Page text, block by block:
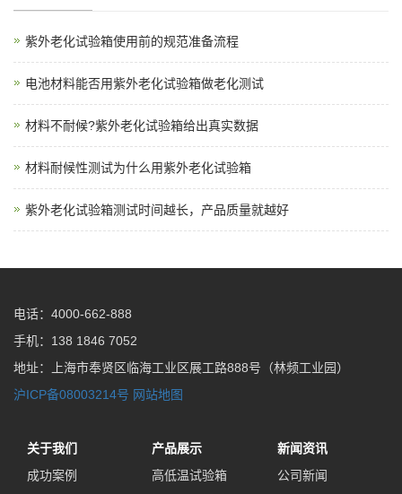
紫外老化试验箱使用前的规范准备流程
电池材料能否用紫外老化试验箱做老化测试
材料不耐候?紫外老化试验箱给出真实数据
材料耐候性测试为什么用紫外老化试验箱
紫外老化试验箱测试时间越长，产品质量就越好
电话：4000-662-888
手机：138 1846 7052
地址：上海市奉贤区临海工业区展工路888号（林频工业园）
沪ICP备08003214号 网站地图
关于我们
成功案例
产品展示
高低温试验箱
新闻资讯
公司新闻